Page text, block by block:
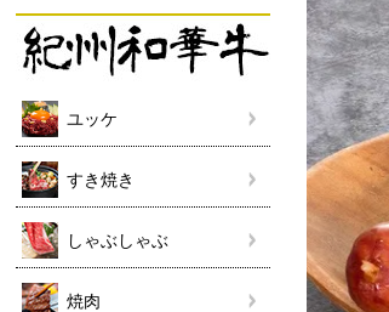
ユッケ
すき焼き
しゃぶしゃぶ
焼肉